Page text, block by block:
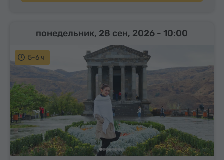
5-6 ч
понедельник, 28 сен, 2026 - 10:00